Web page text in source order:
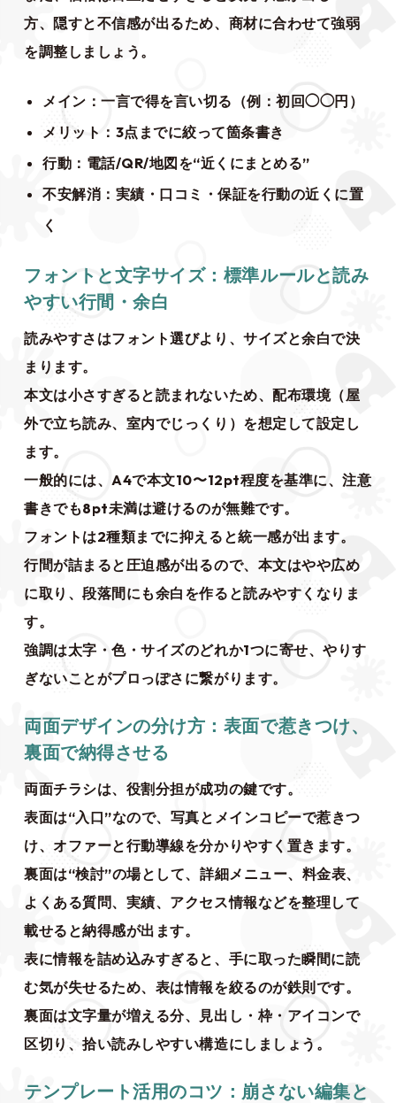
方、隠すと不信感が出るため、商材に合わせて強弱
を調整しましょう。
メイン：一言で得を言い切る（例：初回◯◯円）
メリット：3点までに絞って箇条書き
行動：電話/QR/地図を“近くにまとめる”
不安解消：実績・口コミ・保証を行動の近くに置
く
フォントと文字サイズ：標準ルールと読み
やすい行間・余白
読みやすさはフォント選びより、サイズと余白で決
まります。
本文は小さすぎると読まれないため、配布環境（屋
外で立ち読み、室内でじっくり）を想定して設定し
ます。
一般的には、A4で本文10〜12pt程度を基準に、注意
書きでも8pt未満は避けるのが無難です。
フォントは2種類までに抑えると統一感が出ます。
行間が詰まると圧迫感が出るので、本文はやや広め
に取り、段落間にも余白を作ると読みやすくなりま
す。
強調は太字・色・サイズのどれか1つに寄せ、やりす
ぎないことがプロっぽさに繋がります。
両面デザインの分け方：表面で惹きつけ、
裏面で納得させる
両面チラシは、役割分担が成功の鍵です。
表面は“入口”なので、写真とメインコピーで惹きつ
け、オファーと行動導線を分かりやすく置きます。
裏面は“検討”の場として、詳細メニュー、料金表、
よくある質問、実績、アクセス情報などを整理して
載せると納得感が出ます。
表に情報を詰め込みすぎると、手に取った瞬間に読
む気が失せるため、表は情報を絞るのが鉄則です。
裏面は文字量が増える分、見出し・枠・アイコンで
区切り、拾い読みしやすい構造にしましょう。
テンプレート活用のコツ：崩さない編集と